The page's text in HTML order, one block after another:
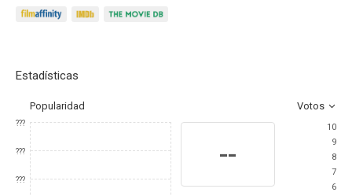
Estadísticas
Popularidad Votos
???
???
???
--
10
9
8
7
6